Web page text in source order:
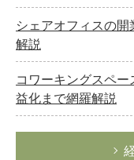
シェアオフィスの
解説
コワーキングスペ
益化まで網羅解説